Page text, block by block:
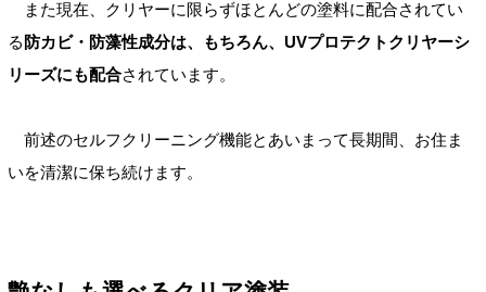
また現在、クリヤーに限らずほとんどの塗料に配合されてい
る 防カビ・防藻性成分は、もちろん、UVプロテクトクリヤーシ
リーズにも配合されています。
前述のセルフクリーニング機能とあいまって長期間、お住ま
いを清潔に保ち続けます。